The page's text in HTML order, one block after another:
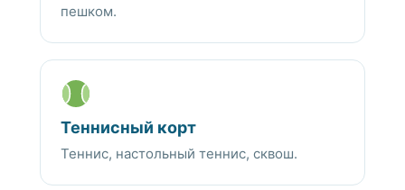
пешком.
Теннисный корт
Теннис, настольный теннис, сквош.